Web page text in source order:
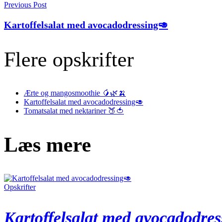
Navigation
Previous Post
Kartoffelsalat med avocadodressing🥑
Flere opskrifter
Ærte og mangosmoothie 🥭🌿🍌
Kartoffelsalat med avocadodressing🥑
Tomatsalat med nektariner 🍑🍅
Læs mere
Opskrifter
Kartoffelsalat med